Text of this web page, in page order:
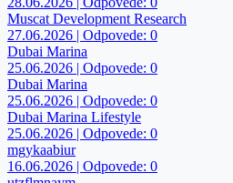
Muscat Development Research
27.06.2026 | Odpovede: 0
Dubai Marina
25.06.2026 | Odpovede: 0
Dubai Marina
25.06.2026 | Odpovede: 0
Dubai Marina Lifestyle
25.06.2026 | Odpovede: 0
mgykaabiur
16.06.2026 | Odpovede: 0